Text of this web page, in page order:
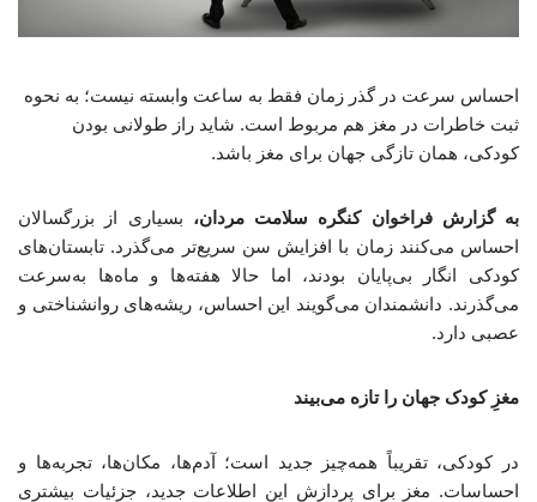
احساس سرعت در گذر زمان فقط به ساعت وابسته نیست؛ به نحوه
ثبت خاطرات در مغز هم مربوط است. شاید راز طولانی بودن
کودکی، همان تازگی جهان برای مغز باشد.
به گزارش فراخوان کنگره سلامت مردان، بسیاری از بزرگسالان
احساس می‌کنند زمان با افزایش سن سریع‌تر می‌گذرد. تابستان‌های
کودکی انگار بی‌پایان بودند، اما حالا هفته‌ها و ماه‌ها به‌سرعت
می‌گذرند. دانشمندان می‌گویند این احساس، ریشه‌های روانشناختی و
عصبی دارد.
مغزِ کودک جهان را تازه می‌بیند
در کودکی، تقریباً همه‌چیز جدید است؛ آدم‌ها، مکان‌ها، تجربه‌ها و
احساسات. مغز برای پردازش این اطلاعات جدید، جزئیات بیشتری